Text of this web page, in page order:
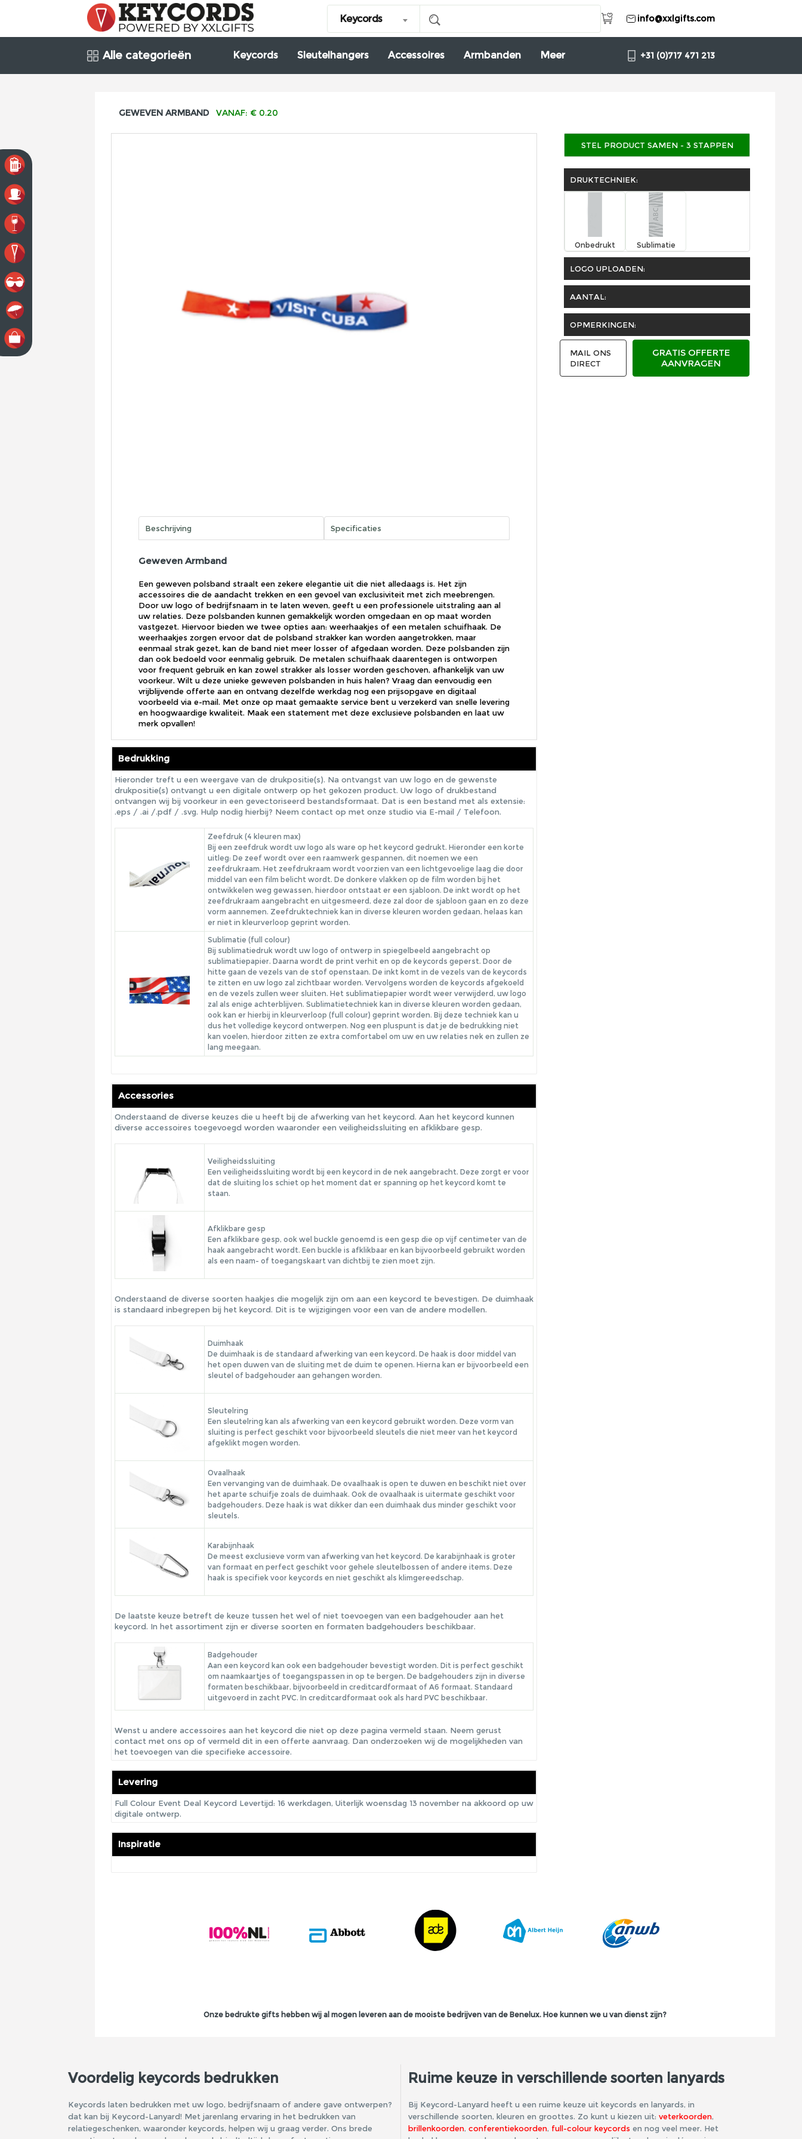
Keycords info@xxlgifts.com
Alle categorieën Keycords Sleutelhangers Accessoires Armbanden Meer +31 (0)717 471 213
GEWEVEN ARMBAND VANAF: € 0.20
Beschrijving Specificaties
Geweven Armband
Een geweven polsband straalt een zekere elegantie uit die niet alledaags is. Het zijn
accessoires die de aandacht trekken en een gevoel van exclusiviteit met zich meebrengen.
Door uw logo of bedrijfsnaam in te laten weven, geeft u een professionele uitstraling aan al
uw relaties. Deze polsbanden kunnen gemakkelijk worden omgedaan en op maat worden
vastgezet. Hiervoor bieden we twee opties aan: weerhaakjes of een metalen schuifhaak. De
weerhaakjes zorgen ervoor dat de polsband strakker kan worden aangetrokken, maar
eenmaal strak gezet, kan de band niet meer losser of afgedaan worden. Deze polsbanden zijn
dan ook bedoeld voor eenmalig gebruik. De metalen schuifhaak daarentegen is ontworpen
voor frequent gebruik en kan zowel strakker als losser worden geschoven, afhankelijk van uw
voorkeur. Wilt u deze unieke geweven polsbanden in huis halen? Vraag dan eenvoudig een
vrijblijvende offerte aan en ontvang dezelfde werkdag nog een prijsopgave en digitaal
voorbeeld via e-mail. Met onze op maat gemaakte service bent u verzekerd van snelle levering
en hoogwaardige kwaliteit. Maak een statement met deze exclusieve polsbanden en laat uw
merk opvallen!
Bedrukking
Hieronder treft u een weergave van de drukpositie(s). Na ontvangst van uw logo en de gewenste
drukpositie(s) ontvangt u een digitale ontwerp op het gekozen product. Uw logo of drukbestand
ontvangen wij bij voorkeur in een gevectoriseerd bestandsformaat. Dat is een bestand met als extensie:
.eps / .ai /.pdf / .svg. Hulp nodig hierbij? Neem contact op met onze studio via E-mail / Telefoon.
Zeefdruk (4 kleuren max)
Bij een zeefdruk wordt uw logo als ware op het keycord gedrukt. Hieronder een korte
uitleg: De zeef wordt over een raamwerk gespannen, dit noemen we een
zeefdrukraam. Het zeefdrukraam wordt voorzien van een lichtgevoelige laag die door
middel van een film belicht wordt. De donkere vlakken op de film worden bij het
ontwikkelen weg gewassen, hierdoor ontstaat er een sjabloon. De inkt wordt op het
zeefdrukraam aangebracht en uitgesmeerd, deze zal door de sjabloon gaan en zo deze
vorm aannemen. Zeefdruktechniek kan in diverse kleuren worden gedaan, helaas kan
er niet in kleurverloop geprint worden.
Sublimatie (full colour)
Bij sublimatiedruk wordt uw logo of ontwerp in spiegelbeeld aangebracht op
sublimatiepapier. Daarna wordt de print verhit en op de keycords geperst. Door de
hitte gaan de vezels van de stof openstaan. De inkt komt in de vezels van de keycords
te zitten en uw logo zal zichtbaar worden. Vervolgens worden de keycords afgekoeld
en de vezels zullen weer sluiten. Het sublimatiepapier wordt weer verwijderd, uw logo
zal als enige achterblijven. Sublimatietechniek kan in diverse kleuren worden gedaan,
ook kan er hierbij in kleurverloop (full colour) geprint worden. Bij deze techniek kan u
dus het volledige keycord ontwerpen. Nog een pluspunt is dat je de bedrukking niet
kan voelen, hierdoor zitten ze extra comfortabel om uw en uw relaties nek en zullen ze
lang meegaan.
Accessories
Onderstaand de diverse keuzes die u heeft bij de afwerking van het keycord. Aan het keycord kunnen
diverse accessoires toegevoegd worden waaronder een veiligheidssluiting en afklikbare gesp.
Veiligheidssluiting
Een veiligheidssluiting wordt bij een keycord in de nek aangebracht. Deze zorgt er voor
dat de sluiting los schiet op het moment dat er spanning op het keycord komt te
staan.
Afklikbare gesp
Een afklikbare gesp, ook wel buckle genoemd is een gesp die op vijf centimeter van de
haak aangebracht wordt. Een buckle is afklikbaar en kan bijvoorbeeld gebruikt worden
als een naam- of toegangskaart van dichtbij te zien moet zijn.
Onderstaand de diverse soorten haakjes die mogelijk zijn om aan een keycord te bevestigen. De duimhaak
is standaard inbegrepen bij het keycord. Dit is te wijzigingen voor een van de andere modellen.
Duimhaak
De duimhaak is de standaard afwerking van een keycord. De haak is door middel van
het open duwen van de sluiting met de duim te openen. Hierna kan er bijvoorbeeld een
sleutel of badgehouder aan gehangen worden.
Sleutelring
Een sleutelring kan als afwerking van een keycord gebruikt worden. Deze vorm van
sluiting is perfect geschikt voor bijvoorbeeld sleutels die niet meer van het keycord
afgeklikt mogen worden.
Ovaalhaak
Een vervanging van de duimhaak. De ovaalhaak is open te duwen en beschikt niet over
het aparte schuifje zoals de duimhaak. Ook de ovaalhaak is uitermate geschikt voor
badgehouders. Deze haak is wat dikker dan een duimhaak dus minder geschikt voor
sleutels.
Karabijnhaak
De meest exclusieve vorm van afwerking van het keycord. De karabijnhaak is groter
van formaat en perfect geschikt voor gehele sleutelbossen of andere items. Deze
haak is specifiek voor keycords en niet geschikt als klimgereedschap.
De laatste keuze betreft de keuze tussen het wel of niet toevoegen van een badgehouder aan het
keycord. In het assortiment zijn er diverse soorten en formaten badgehouders beschikbaar.
Badgehouder
Aan een keycord kan ook een badgehouder bevestigt worden. Dit is perfect geschikt
om naamkaartjes of toegangspassen in op te bergen. De badgehouders zijn in diverse
formaten beschikbaar, bijvoorbeeld in creditcardformaat of A6 formaat. Standaard
uitgevoerd in zacht PVC. In creditcardformaat ook als hard PVC beschikbaar.
Wenst u andere accessoires aan het keycord die niet op deze pagina vermeld staan. Neem gerust
contact met ons op of vermeld dit in een offerte aanvraag. Dan onderzoeken wij de mogelijkheden van
het toevoegen van die specifieke accessoire.
Levering
Full Colour Event Deal Keycord Levertijd: 16 werkdagen, Uiterlijk woensdag 13 november na akkoord op uw
digitale ontwerp.
Inspiratie
STEL PRODUCT SAMEN - 3 STAPPEN
DRUKTECHNIEK:
Onbedrukt Sublimatie
LOGO UPLOADEN:
AANTAL:
OPMERKINGEN:
MAIL ONS
DIRECT
GRATIS OFFERTE
AANVRAGEN
Onze bedrukte gifts hebben wij al mogen leveren aan de mooiste bedrijven van de Benelux. Hoe kunnen we u van dienst zijn?
Voordelig keycords bedrukken
Keycords laten bedrukken met uw logo, bedrijfsnaam of andere gave ontwerpen?
dat kan bij Keycord-Lanyard! Met jarenlang ervaring in het bedrukken van
relatiegeschenken, waaronder keycords, helpen wij u graag verder. Ons brede
Ruime keuze in verschillende soorten lanyards
Bij Keycord-Lanyard heeft u een ruime keuze uit keycords en lanyards, in
verschillende soorten, kleuren en groottes. Zo kunt u kiezen uit: veterkoorden,
brillenkoorden, conferentiekoorden, full-colour keycords en nog veel meer. Het